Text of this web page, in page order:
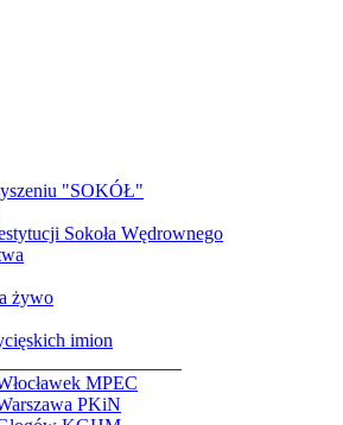
"SOKÓŁ"
Sokoła Wędrownego
żywo
imion
MPEC
PKiN